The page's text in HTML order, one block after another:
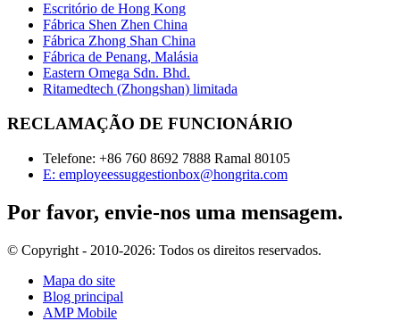
Escritório de Hong Kong
Fábrica Shen Zhen China
Fábrica Zhong Shan China
Fábrica de Penang, Malásia
Eastern Omega Sdn. Bhd.
Ritamedtech (Zhongshan) limitada
RECLAMAÇÃO DE FUNCIONÁRIO
Telefone: +86 760 8692 7888 Ramal 80105
E: employeessuggestionbox@hongrita.com
Por favor, envie-nos uma mensagem.
© Copyright - 2010-2026: Todos os direitos reservados.
Mapa do site
Blog principal
AMP Mobile